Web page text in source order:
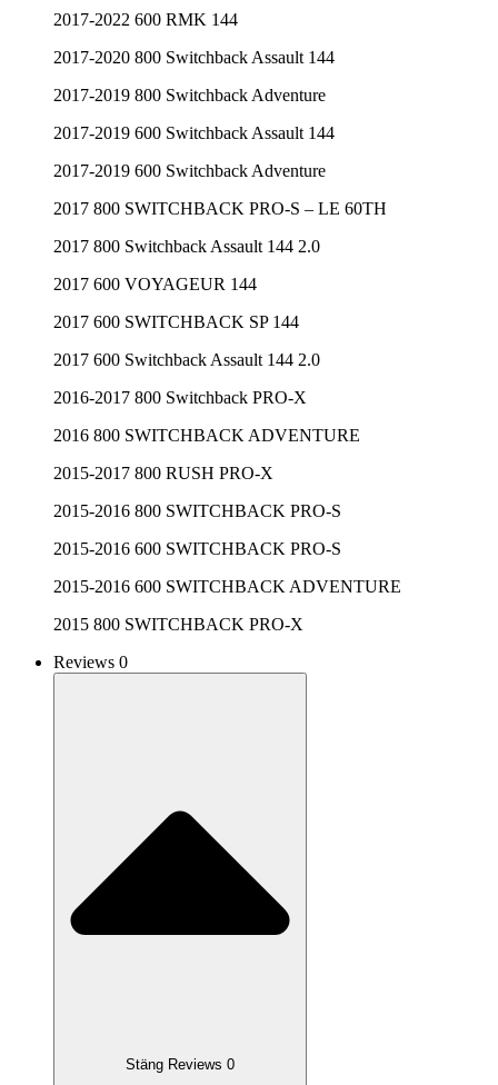
2017-2022 600 RMK 144
2017-2020 800 Switchback Assault 144
2017-2019 800 Switchback Adventure
2017-2019 600 Switchback Assault 144
2017-2019 600 Switchback Adventure
2017 800 SWITCHBACK PRO-S – LE 60TH
2017 800 Switchback Assault 144 2.0
2017 600 VOYAGEUR 144
2017 600 SWITCHBACK SP 144
2017 600 Switchback Assault 144 2.0
2016-2017 800 Switchback PRO-X
2016 800 SWITCHBACK ADVENTURE
2015-2017 800 RUSH PRO-X
2015-2016 800 SWITCHBACK PRO-S
2015-2016 600 SWITCHBACK PRO-S
2015-2016 600 SWITCHBACK ADVENTURE
2015 800 SWITCHBACK PRO-X
Reviews 0
Stäng Reviews 0